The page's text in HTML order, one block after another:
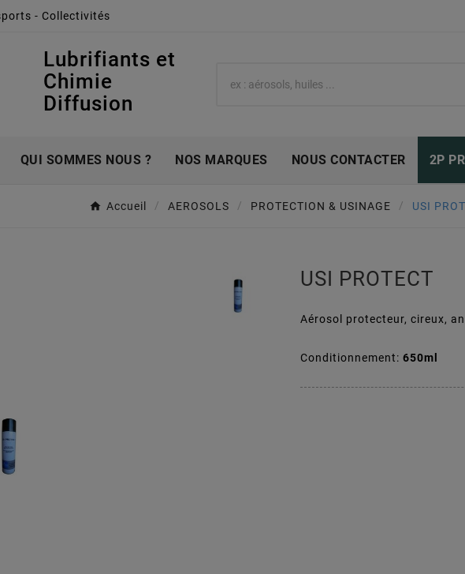
- Collectivités
Lubrifiants et
Chimie
Diffusion
QUI SOMMES NOUS ? NOS MARQUES NOUS CONTACTER 2P
Accueil AEROSOLS PROTECTION & USINAGE USI
USI PROTECT
Aérosol protecteur, cireux,
Conditionnement: 650ml